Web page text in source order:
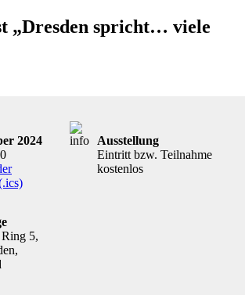
„Dresden spricht… viele
2024
5,
Ausstellung
Eintritt bzw. Teilnahme
kostenlos